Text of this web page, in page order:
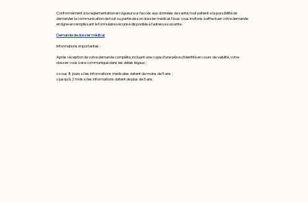
Conformément à la réglementation en vigueur sur l’accès aux données de santé, tout patient a la possibilité de
demander la communication de tout ou partie de son dossier médical. Nous vous invitons à effectuer votre demande
en ligne en remplissant le formulaire sécurisé disponible à l’adresse suivante :
Demande de dossier médical.
Informations importantes :
Après réception de votre demande complète, incluant une copie d’une pièce d’identité en cours de validité, votre
dossier vous sera communiqué dans les délais légaux :
o sous 8 jours si les informations médicales datent de moins de 5 ans ;
o jusqu’à 2 mois si les informations datent de plus de 5 ans.